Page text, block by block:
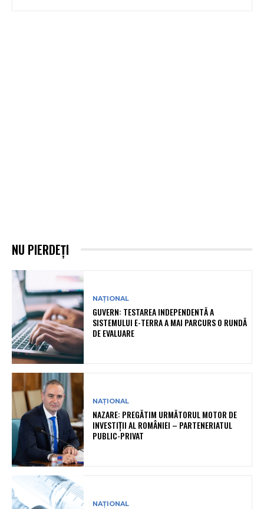
NU PIERDEȚI
NAȚIONAL
GUVERN: TESTAREA INDEPENDENTĂ A
SISTEMULUI E-TERRA A MAI PARCURS O RUNDĂ
DE EVALUARE
NAȚIONAL
NAZARE: PREGĂTIM URMĂTORUL MOTOR DE
INVESTIȚII AL ROMÂNIEI – PARTENERIATUL
PUBLIC-PRIVAT
NAȚIONAL